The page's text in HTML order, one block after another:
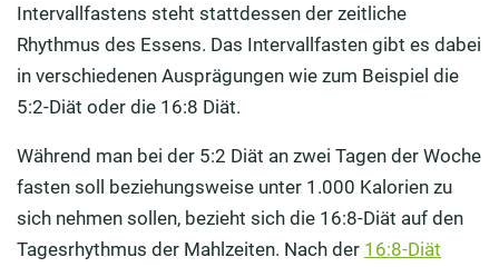
Intervallfastens steht stattdessen der zeitliche
Rhythmus des Essens. Das Intervallfasten gibt es dabei
in verschiedenen Ausprägungen wie zum Beispiel die
5:2-Diät oder die 16:8 Diät.
Während man bei der 5:2 Diät an zwei Tagen der Woche
fasten soll beziehungsweise unter 1.000 Kalorien zu
sich nehmen sollen, bezieht sich die 16:8-Diät auf den
Tagesrhythmus der Mahlzeiten. Nach der 16:8-Diät